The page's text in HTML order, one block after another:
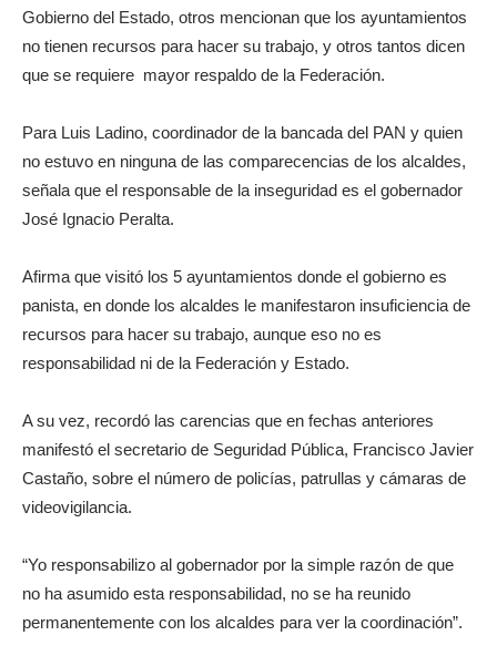
Gobierno del Estado, otros mencionan que los ayuntamientos
no tienen recursos para hacer su trabajo, y otros tantos dicen
que se requiere mayor respaldo de la Federación.
Para Luis Ladino, coordinador de la bancada del PAN y quien
no estuvo en ninguna de las comparecencias de los alcaldes,
señala que el responsable de la inseguridad es el gobernador
José Ignacio Peralta.
Afirma que visitó los 5 ayuntamientos donde el gobierno es
panista, en donde los alcaldes le manifestaron insuficiencia de
recursos para hacer su trabajo, aunque eso no es
responsabilidad ni de la Federación y Estado.
A su vez, recordó las carencias que en fechas anteriores
manifestó el secretario de Seguridad Pública, Francisco Javier
Castaño, sobre el número de policías, patrullas y cámaras de
videovigilancia.
“Yo responsabilizo al gobernador por la simple razón de que
no ha asumido esta responsabilidad, no se ha reunido
permanentemente con los alcaldes para ver la coordinación”.